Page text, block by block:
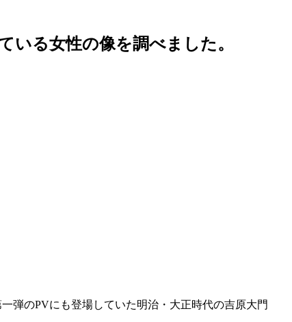
いる女性の像を調べました。
弾のPVにも登場していた明治・大正時代の吉原大門